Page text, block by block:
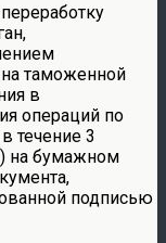
таможенной
в
операций по
течение 3
на бумажном
подписью